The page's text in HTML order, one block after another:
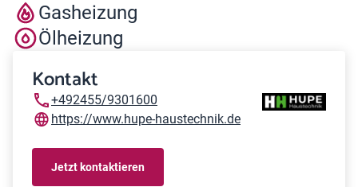
Gasheizung
Ölheizung
Kontakt
+492455/9301600
https://www.hupe-haustechnik.de
Jetzt kontaktieren